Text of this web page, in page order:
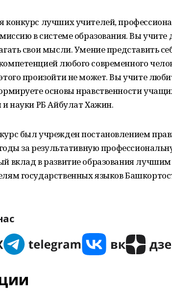
конкурс лучших учителей,
в системе образования. Вы учите
свои мысли. Умение представить
любого современного
произойти не может. Вы учите
основы нравственности
и науки РБ Айбулат Хажин.
был учрежден постановлением
за результативную
вклад в развитие образования
государственных языков